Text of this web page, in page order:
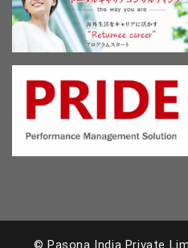
© Pasona India Private